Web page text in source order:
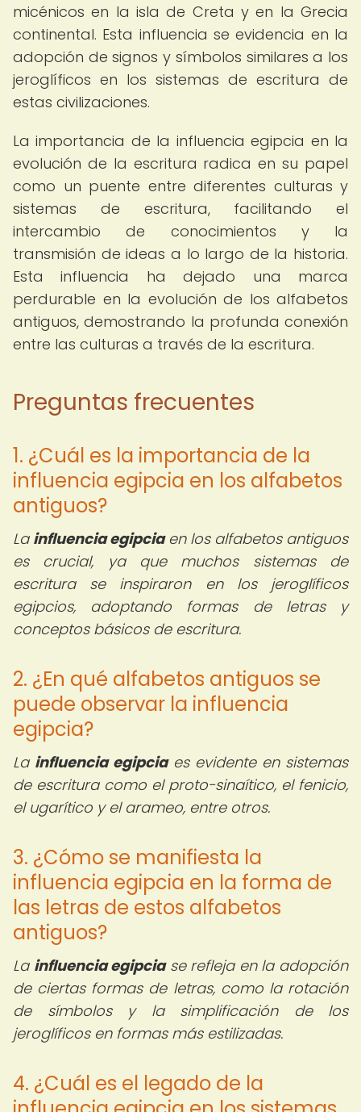
micénicos en la isla de Creta y en la Grecia
continental. Esta influencia se evidencia en la
adopción de signos y símbolos similares a los
jeroglíficos en los sistemas de escritura de
estas civilizaciones.
La importancia de la influencia egipcia en la
evolución de la escritura radica en su papel
como un puente entre diferentes culturas y
sistemas de escritura, facilitando el
intercambio de conocimientos y la
transmisión de ideas a lo largo de la historia.
Esta influencia ha dejado una marca
perdurable en la evolución de los alfabetos
antiguos, demostrando la profunda conexión
entre las culturas a través de la escritura.
Preguntas frecuentes
1. ¿Cuál es la importancia de la
influencia egipcia en los alfabetos
antiguos?
La influencia egipciaen los alfabetos antiguos
es crucial, ya que muchos sistemas de
escritura se inspiraron en los jeroglíficos
egipcios, adoptando formas de letras y
conceptos básicos de escritura.
2. ¿En qué alfabetos antiguos se
puede observar la influencia
egipcia?
La influencia egipciaes evidente en sistemas
de escritura como el proto-sinaítico, el fenicio,
el ugarítico y el arameo, entre otros.
3. ¿Cómo se manifiesta la
influencia egipcia en la forma de
las letras de estos alfabetos
antiguos?
La influencia egipciase refleja en la adopción
de ciertas formas de letras, como la rotación
de símbolos y la simplificación de los
jeroglíficos en formas más estilizadas.
4. ¿Cuál es el legado de la